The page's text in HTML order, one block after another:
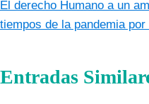
entradas
El derecho Humano a un
tiempos de la pandemia
Entradas